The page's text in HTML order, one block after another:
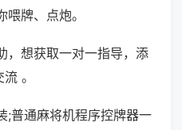
牌、点炮。
，想获取一对一指导，添
。
;普通麻将机程序控牌器一